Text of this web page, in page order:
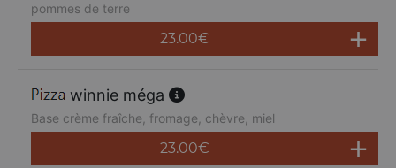
pommes de terre
23.00€
winnie méga
Base crème fraîche, fromage, chèvre, miel
23.00€